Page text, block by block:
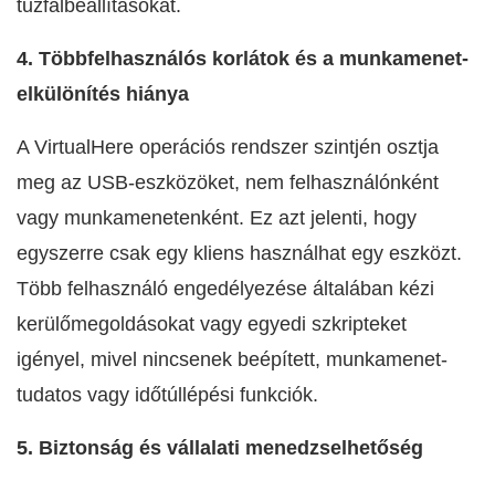
tűzfalbeállításokat.
4. Többfelhasználós korlátok és a munkamenet-
elkülönítés hiánya
A VirtualHere operációs rendszer szintjén osztja
meg az USB-eszközöket, nem felhasználónként
vagy munkamenetenként. Ez azt jelenti, hogy
egyszerre csak egy kliens használhat egy eszközt.
Több felhasználó engedélyezése általában kézi
kerülőmegoldásokat vagy egyedi szkripteket
igényel, mivel nincsenek beépített, munkamenet-
tudatos vagy időtúllépési funkciók.
5. Biztonság és vállalati menedzselhetőség